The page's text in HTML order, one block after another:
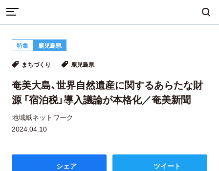
自然・歴史・文化 移住 食・グルメ
イベント
まちづくり
奄美大島、世界自然遺産に関するあらたな財源 「宿泊税」導入
議論が本格化／奄美新聞
特集 鹿児島県
まちづくり 鹿児島県
奄美大島、世界自然遺産に関するあらたな財
源 「宿泊税」導入議論が本格化／奄美新聞
地域紙ネットワーク
2024.04.10
シェア ツイート